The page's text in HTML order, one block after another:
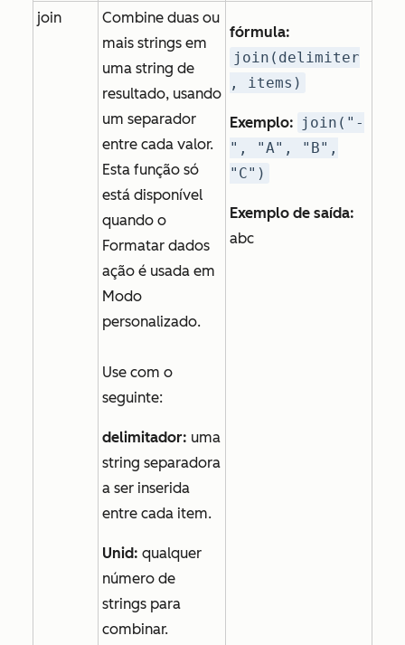
join
Combine duas ou
mais strings em
uma string de
resultado, usando
um separador
entre cada valor.
Esta função só
está disponível
quando o
Formatar dados
ação é usada em
Modo
personalizado.
Use com o
seguinte:
delimitador: uma
string separadora
a ser inserida
entre cada item.
Unid: qualquer
número de
strings para
combinar.
fórmula:
join(delimiter
, items)
Exemplo: join("-
", "A", "B",
"C")
Exemplo de saída:
abc